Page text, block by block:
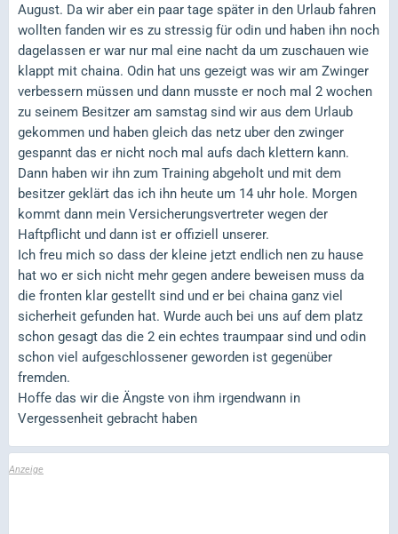
August. Da wir aber ein paar tage später in den Urlaub fahren
wollten fanden wir es zu stressig für odin und haben ihn noch
dagelassen er war nur mal eine nacht da um zuschauen wie
klappt mit chaina. Odin hat uns gezeigt was wir am Zwinger
verbessern müssen und dann musste er noch mal 2 wochen
zu seinem Besitzer am samstag sind wir aus dem Urlaub
gekommen und haben gleich das netz uber den zwinger
gespannt das er nicht noch mal aufs dach klettern kann.
Dann haben wir ihn zum Training abgeholt und mit dem
besitzer geklärt das ich ihn heute um 14 uhr hole. Morgen
kommt dann mein Versicherungsvertreter wegen der
Haftpflicht und dann ist er offiziell unserer.
Ich freu mich so dass der kleine jetzt endlich nen zu hause
hat wo er sich nicht mehr gegen andere beweisen muss da
die fronten klar gestellt sind und er bei chaina ganz viel
sicherheit gefunden hat. Wurde auch bei uns auf dem platz
schon gesagt das die 2 ein echtes traumpaar sind und odin
schon viel aufgeschlossener geworden ist gegenüber
fremden.
Hoffe das wir die Ängste von ihm irgendwann in
Vergessenheit gebracht haben